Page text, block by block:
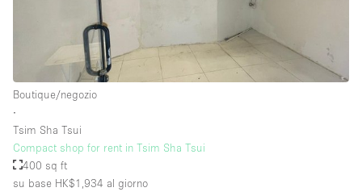
Boutique/negozio
∙
Tsim Sha Tsui
Compact shop for rent in Tsim Sha Tsui
400 sq ft
su base HK$1,934 al giorno